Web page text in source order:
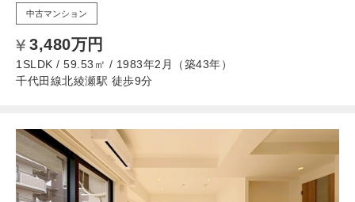
中古マンション
3,480万円
1SLDK / 59.53㎡ / 1983年2月（築43年）
千代田線北綾瀬駅 徒歩9分